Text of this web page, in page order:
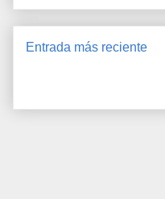
Entrada más reciente